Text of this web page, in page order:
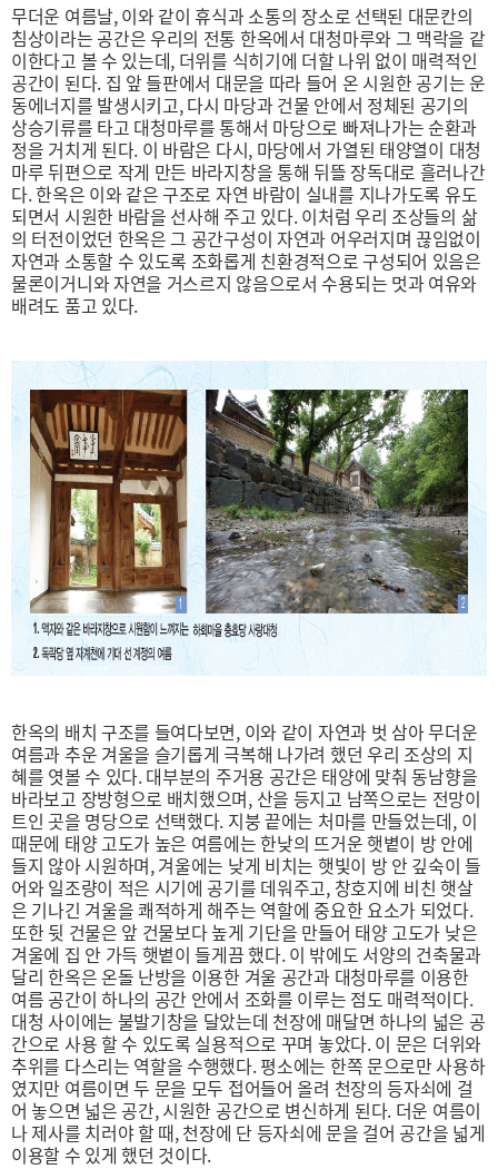
무더운 여름날, 이와 같이 휴식과 소통의 장소로 선택된 대문칸의
침상이라는 공간은 우리의 전통 한옥에서 대청마루와 그 맥락을 같
이한다고 볼 수 있는데, 더위를 식히기에 더할 나위 없이 매력적인
공간이 된다. 집 앞 들판에서 대문을 따라 들어 온 시원한 공기는 운
동에너지를 발생시키고, 다시 마당과 건물 안에서 정체된 공기의
상승기류를 타고 대청마루를 통해서 마당으로 빠져나가는 순환과
정을 거치게 된다. 이 바람은 다시, 마당에서 가열된 태양열이 대청
마루 뒤편으로 작게 만든 바라지창을 통해 뒤뜰 장독대로 흘러나간
다. 한옥은 이와 같은 구조로 자연 바람이 실내를 지나가도록 유도
되면서 시원한 바람을 선사해 주고 있다. 이처럼 우리 조상들의 삶
의 터전이었던 한옥은 그 공간구성이 자연과 어우러지며 끊임없이
자연과 소통할 수 있도록 조화롭게 친환경적으로 구성되어 있음은
물론이거니와 자연을 거스르지 않음으로서 수용되는 멋과 여유와
배려도 품고 있다.
한옥의 배치 구조를 들여다보면, 이와 같이 자연과 벗 삼아 무더운
여름과 추운 겨울을 슬기롭게 극복해 나가려 했던 우리 조상의 지
혜를 엿볼 수 있다. 대부분의 주거용 공간은 태양에 맞춰 동남향을
바라보고 장방형으로 배치했으며, 산을 등지고 남쪽으로는 전망이
트인 곳을 명당으로 선택했다. 지붕 끝에는 처마를 만들었는데, 이
때문에 태양 고도가 높은 여름에는 한낮의 뜨거운 햇볕이 방 안에
들지 않아 시원하며, 겨울에는 낮게 비치는 햇빛이 방 안 깊숙이 들
어와 일조량이 적은 시기에 공기를 데워주고, 창호지에 비친 햇살
은 기나긴 겨울을 쾌적하게 해주는 역할에 중요한 요소가 되었다.
또한 뒷 건물은 앞 건물보다 높게 기단을 만들어 태양 고도가 낮은
겨울에 집 안 가득 햇볕이 들게끔 했다. 이 밖에도 서양의 건축물과
달리 한옥은 온돌 난방을 이용한 겨울 공간과 대청마루를 이용한
여름 공간이 하나의 공간 안에서 조화를 이루는 점도 매력적이다.
대청 사이에는 불발기창을 달았는데 천장에 매달면 하나의 넓은 공
간으로 사용 할 수 있도록 실용적으로 꾸며 놓았다. 이 문은 더위와
추위를 다스리는 역할을 수행했다. 평소에는 한쪽 문으로만 사용하
였지만 여름이면 두 문을 모두 접어들어 올려 천장의 등자쇠에 걸
어 놓으면 넓은 공간, 시원한 공간으로 변신하게 된다. 더운 여름이
나 제사를 치러야 할 때, 천장에 단 등자쇠에 문을 걸어 공간을 넓게
이용할 수 있게 했던 것이다.